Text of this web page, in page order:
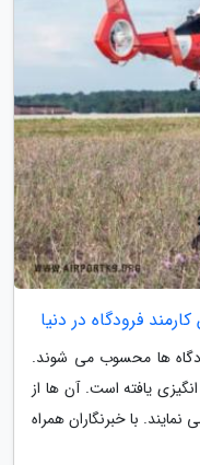
فرودگاه در دنیا
ها محسوب می شوند.
یافته است. آن ها از
با خبرنگاران همراه